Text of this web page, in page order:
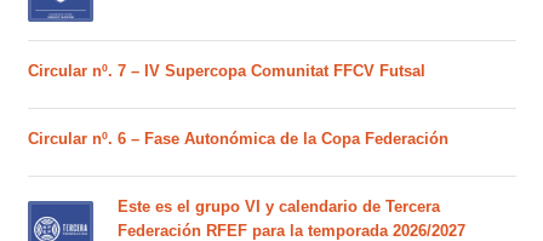
Circular nº. 7 – IV Supercopa Comunitat FFCV Futsal
Circular nº. 6 – Fase Autonómica de la Copa Federación
Este es el grupo VI y calendario de Tercera
Federación RFEF para la temporada 2026/2027